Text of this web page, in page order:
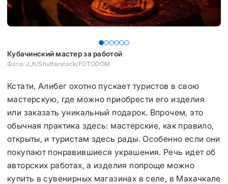
Кубачинский мастер за работой
Фото: J_K/Shutterstock/FOTODOM
Кстати, Алибег охотно пускает туристов в свою
мастерскую, где можно приобрести его изделия
или заказать уникальный подарок. Впрочем, это
обычная практика здесь: мастерские, как правило,
открыты, и туристам здесь рады. Особенно если они
покупают понравившиеся украшения. Речь идет об
авторских работах, а изделия попроще можно
купить в сувенирных магазинах в селе, в Махачкале